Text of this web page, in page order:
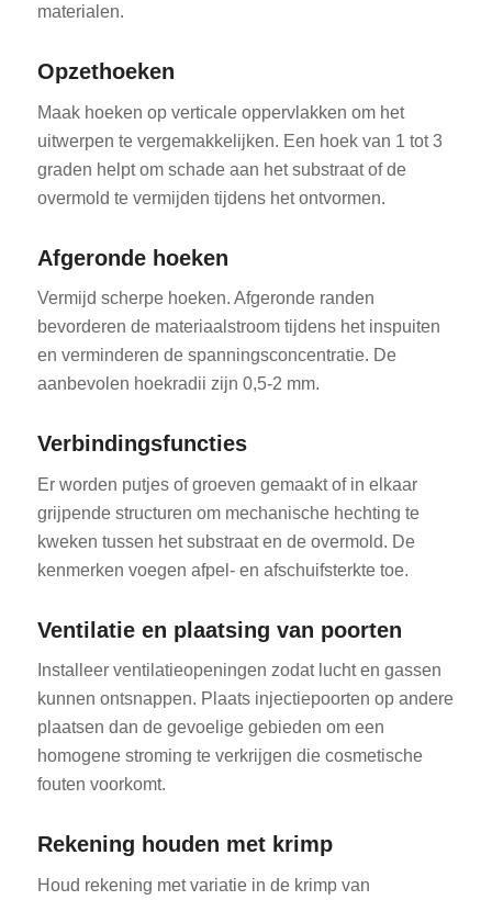
materialen.
Opzethoeken
Maak hoeken op verticale oppervlakken om het
uitwerpen te vergemakkelijken. Een hoek van 1 tot 3
graden helpt om schade aan het substraat of de
overmold te vermijden tijdens het ontvormen.
Afgeronde hoeken
Vermijd scherpe hoeken. Afgeronde randen
bevorderen de materiaalstroom tijdens het inspuiten
en verminderen de spanningsconcentratie. De
aanbevolen hoekradii zijn 0,5-2 mm.
Verbindingsfuncties
Er worden putjes of groeven gemaakt of in elkaar
grijpende structuren om mechanische hechting te
kweken tussen het substraat en de overmold. De
kenmerken voegen afpel- en afschuifsterkte toe.
Ventilatie en plaatsing van poorten
Installeer ventilatieopeningen zodat lucht en gassen
kunnen ontsnappen. Plaats injectiepoorten op andere
plaatsen dan de gevoelige gebieden om een
homogene stroming te verkrijgen die cosmetische
fouten voorkomt.
Rekening houden met krimp
Houd rekening met variatie in de krimp van